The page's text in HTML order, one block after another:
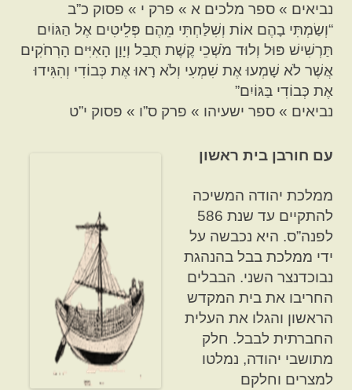
נביאים » ספר מלכים א » פרק י » פסוק כ”ב
“וְשַׂמְתִּי בָהֶם אוֹת וְשִׁלַּחְתִּי מֵהֶם פְּלֵיטִים אֶל הַגּוֹיִם
תַּרְשִׁישׁ פּוּל וְלוּד מֹשְׁכֵי קֶשֶׁת תֻּבַל וְיָוָן הָאִיִּים הָרְחֹקִים
אֲשֶׁר לֹא שָׁמְעוּ אֶת שִׁמְעִי וְלֹא רָאוּ אֶת כְּבוֹדִי וְהִגִּידוּ
אֶת כְּבוֹדִי בַּגּוֹיִם”
נביאים » ספר ישעיהו » פרק ס”ו » פסוק י”ט
עם חורבן בית ראשון
ממלכת יהודה המשיכה
להתקיים עד שנת 586
לפנה”ס. היא נכבשה על
ידי ממלכת בבל בהנהגת
נבוכדנצר השני. הבבלים
החריבו את בית המקדש
הראשון והגלו את העלית
החברתית לבבל. חלק
מתושבי יהודה, נמלטו
למצרים וחלקם